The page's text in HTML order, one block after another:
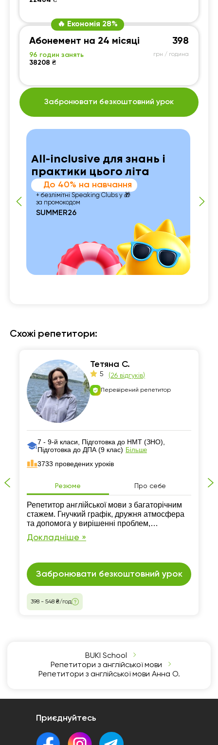
🔥 Економія 28%
Абонемент на 24 місяці
96 годин занять
38208 ₴
398
грн / година
Забронювати безкоштовний урок
All-inclusive для знань і
практики цього літа
До 40% на навчання
+ безлімітні Speaking Clubs у 🎁
за промокодом
SUMMER26
Схожі репетитори:
Тетяна С.
5 (26 відгуків)
Перевірений репетитор
7 - 9-й класи, Підготовка до НМТ (ЗНО),
Підготовка до ДПА (9 клас) Більше
3733 проведених уроків
Резюме Про себе
Репетитор англійської мови з багаторічним
стажем. Гнучкий графік, дружня атмосфера
та допомога у вирішенні проблем,
пов’язаних з англійською гарантовано.
Заняття проходять лише онлайн.
Докладніше »
Забронювати безкоштовний урок
398 - 548 ₴/год
BUKI School
Репетитори з англійської мови
Репетитори з англійської мови Анна О.
Приєднуйтесь